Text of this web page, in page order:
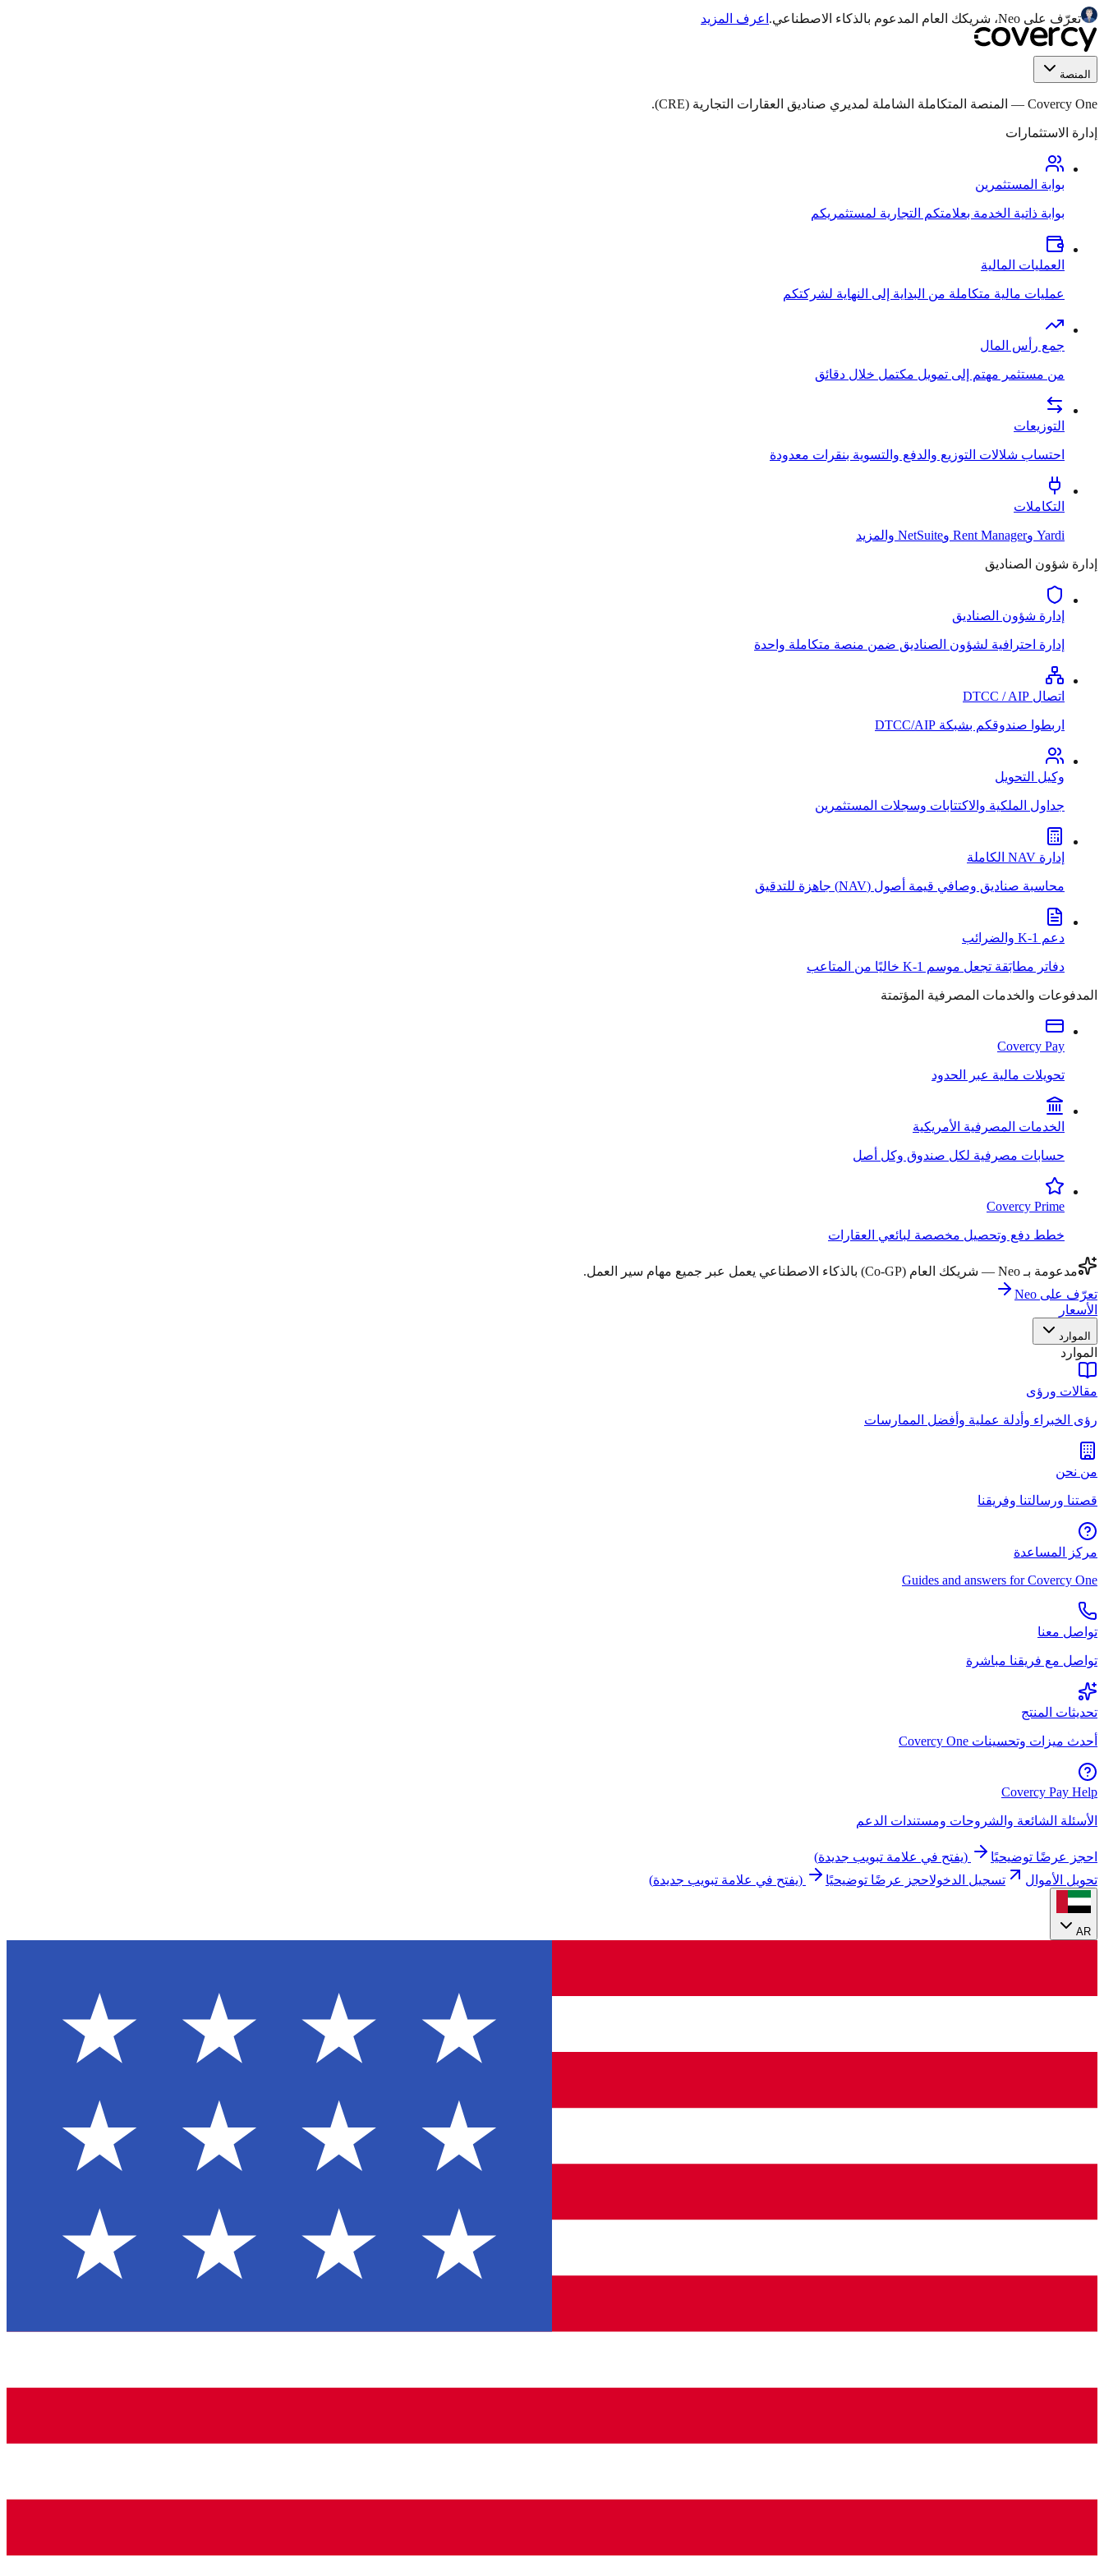
تعرّف على Neo، شريكك العام المدعوم بالذكاء الاصطناعي. اعرف المزيد
المنصة
Covercy One
— المنصة المتكاملة الشاملة لمديري صناديق العقارات التجارية (CRE).
إدارة الاستثمارات
بوابة المستثمرين
بوابة ذاتية الخدمة بعلامتكم التجارية لمستثمريكم
العمليات المالية
عمليات مالية متكاملة من البداية إلى النهاية لشركتكم
جمع رأس المال
من مستثمر مهتم إلى تمويل مكتمل خلال دقائق
التوزيعات
احتساب شلالات التوزيع والدفع والتسوية بنقرات معدودة
التكاملات
Yardi وRent Manager وNetSuite والمزيد
إدارة شؤون الصناديق
إدارة شؤون الصناديق
إدارة احترافية لشؤون الصناديق ضمن منصة متكاملة واحدة
اتصال DTCC / AIP
اربطوا صندوقكم بشبكة DTCC/AIP
وكيل التحويل
جداول الملكية والاكتتابات وسجلات المستثمرين
إدارة NAV الكاملة
محاسبة صناديق وصافي قيمة أصول (NAV) جاهزة للتدقيق
دعم K-1 والضرائب
دفاتر مطابَقة تجعل موسم K-1 خاليًا من المتاعب
المدفوعات والخدمات المصرفية المؤتمتة
Covercy Pay
تحويلات مالية عبر الحدود
الخدمات المصرفية الأمريكية
حسابات مصرفية لكل صندوق وكل أصل
Covercy Prime
خطط دفع وتحصيل مخصصة لبائعي العقارات
مدعومة بـ Neo — شريكك العام (Co-GP) بالذكاء الاصطناعي يعمل عبر جميع مهام سير العمل.
تعرّف على Neo
الأسعار
الموارد
الموارد
مقالات ورؤى
رؤى الخبراء وأدلة عملية وأفضل الممارسات
من نحن
قصتنا ورسالتنا وفريقنا
مركز المساعدة
Guides and answers for Covercy One
تواصل معنا
تواصل مع فريقنا مباشرة
تحديثات المنتج
أحدث ميزات وتحسينات Covercy One
Covercy Pay Help
الأسئلة الشائعة والشروحات ومستندات الدعم
احجز عرضًا توضيحيًا (يفتح في علامة تبويب جديدة)
تحويل الأموال
تسجيل الدخولاحجز عرضًا توضيحيًا (يفتح في علامة تبويب جديدة)
AR